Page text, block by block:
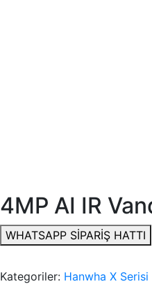
4MP AI IR
WHATSAPP SİPARİŞ HATTI
Kategoriler: Hanwha X Serisi